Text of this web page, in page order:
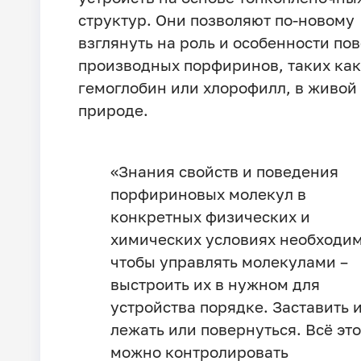
структур. Они позволяют по-новому
взглянуть на роль и особенности
производных порфиринов, таких как
гемоглобин или хлорофилл, в живой
природе.
«Знания свойств и поведения
порфириновых молекул в
конкретных физических и
химических условиях
чтобы управлять молекулами –
выстроить их в нужном для
устройства порядке. Заставить
лежать или повернуться. Всё это
можно контролировать